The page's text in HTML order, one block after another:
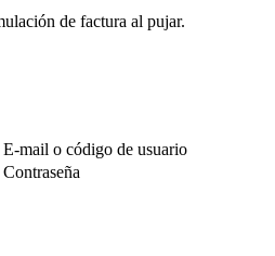
de factura al pujar.
E-mail o código de usuario
Contraseña